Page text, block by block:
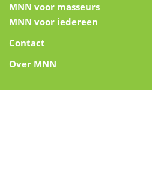
MNN voor masseurs
MNN voor iedereen
Contact
Over MNN